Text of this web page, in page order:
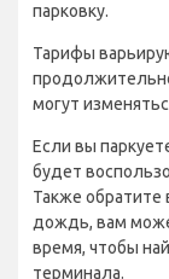
парковку.
Тарифы
могут
Если вы
будет
Также обратите
дождь, вам
время, чтобы
терминала.